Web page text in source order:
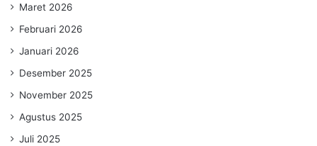
Maret 2026
Februari 2026
Januari 2026
Desember 2025
November 2025
Agustus 2025
Juli 2025